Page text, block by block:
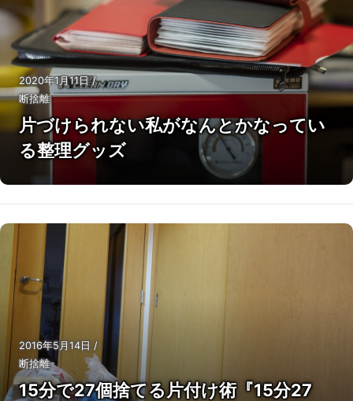
2020年1月11日/
断捨離
片づけられない私がなんとかなってい
る整理グッズ
2016年5月14日 /
断捨離
15分で27個捨てる片付け術『15分27